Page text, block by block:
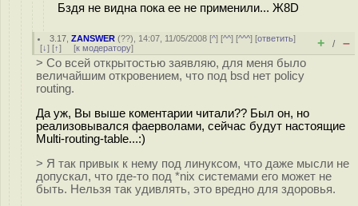
Бздя не видна пока ее не применили... Ж8D
3.17 ,ZANSWER (??), 14:07, 11/05/2008 [^] [^^] [^^^] [ответить]
[↓] [↑] [к модератору] + / –
> Со всей открытостью заявляю, для меня было
величайшим откровением, что под bsd нет policy
routing.
Да уж, Вы выше коментарии читали?? Был он, но
реализовывался фаерволами, сейчас будут настоящие
Multi-routing-table...:)
> Я так привык к нему под линуксом, что даже мысли не
допускал, что где-то под *nix системами его может не
быть. Нельзя так удивлять, это вредно для здоровья.